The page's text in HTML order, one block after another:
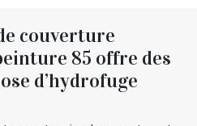
couverture
85 offre des
d’hydrofuge